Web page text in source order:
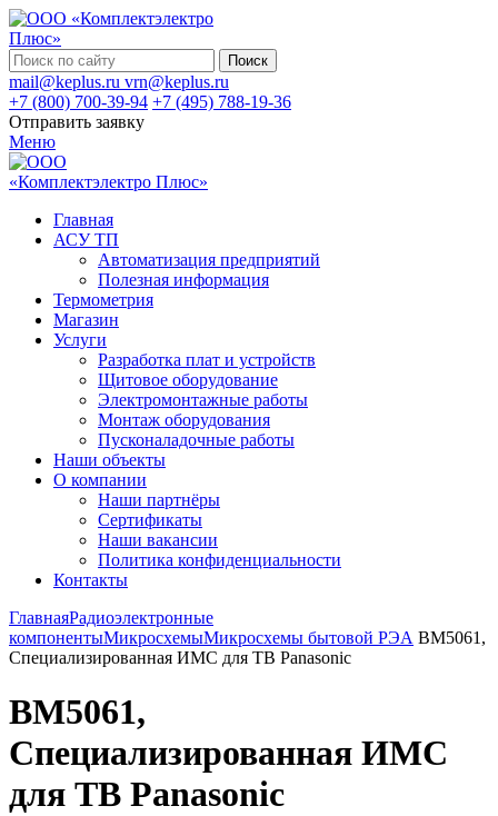
Поиск
mail@keplus.ru vrn@keplus.ru
+7 (800) 700-39-94 +7 (495) 788-19-36
Отправить заявку
Меню
Главная
АСУ ТП
Автоматизация предприятий
Полезная информация
Термометрия
Магазин
Услуги
Разработка плат и устройств
Щитовое оборудование
Электромонтажные работы
Монтаж оборудования
Пусконаладочные работы
Наши объекты
О компании
Наши партнёры
Сертификаты
Наши вакансии
Политика конфиденциальности
Контакты
ГлавнаяРадиоэлектронные
компонентыМикросхемыМикросхемы бытовой РЭА BM5061,
Специализированная ИМС для ТВ Panasonic
BM5061,
Специализированная ИМС
для ТВ Panasonic